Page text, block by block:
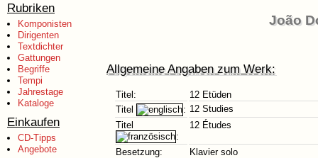
Rubriken
Komponisten
Dirigenten
Textdichter
Gattungen
Begriffe
Tempi
Jahrestage
Kataloge
Einkaufen
CD-Tipps
Angebote
João
Allgemeine Angaben zum Werk:
Titel:
12 Etüden
Titel
: 12 Studies
Titel
:
12 Études
Besetzung:
Klavier solo